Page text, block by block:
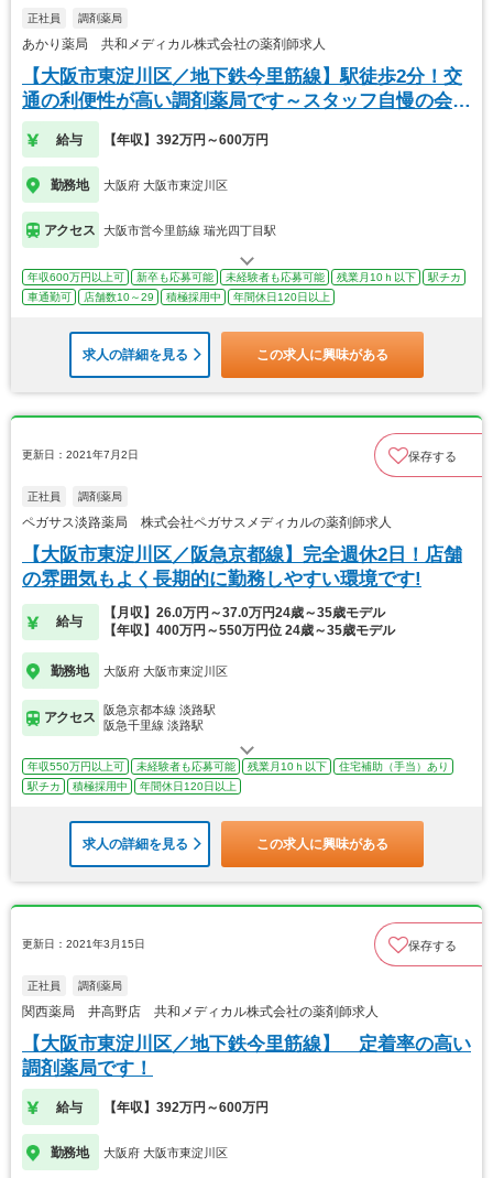
正社員 調剤薬局
あかり薬局 共和メディカル株式会社の薬剤師求人
【大阪市東淀川区／地下鉄今里筋線】駅徒歩2分！交
通の利便性が高い調剤薬局です～スタッフ自慢の会社
です
給与 【年収】392万円～600万円
勤務地 大阪府 大阪市東淀川区
アクセス 大阪市営今里筋線 瑞光四丁目駅
年収600万円以上可 新卒も応募可能 未経験者も応募可能 残業月10ｈ以下
駅チカ
車通勤可
店舗数10～29 積極採用中 年間休日120日以上
求人の詳細を見る この求人に興味がある
更新日：2021年7月2日 保存する
正社員 調剤薬局
ペガサス淡路薬局 株式会社ペガサスメディカルの薬剤師求人
【大阪市東淀川区／阪急京都線】完全週休2日！店舗
の雰囲気もよく長期的に勤務しやすい環境です!
給与
【月収】26.0万円～37.0万円24歳～35歳モデル
【年収】400万円～550万円位 24歳～35歳モデル
勤務地 大阪府 大阪市東淀川区
アクセス
阪急京都本線 淡路駅
阪急千里線 淡路駅
年収550万円以上可 未経験者も応募可能 残業月10ｈ以下
住宅補助（手当）あり
駅チカ
積極採用中 年間休日120日以上
求人の詳細を見る この求人に興味がある
更新日：2021年3月15日 保存する
正社員 調剤薬局
関西薬局 井高野店 共和メディカル株式会社の薬剤師求人
【大阪市東淀川区／地下鉄今里筋線】 定着率の高い
調剤薬局です！
給与 【年収】392万円～600万円
勤務地 大阪府 大阪市東淀川区